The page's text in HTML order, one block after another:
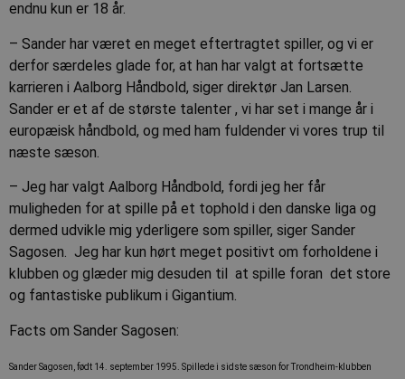
endnu kun er 18 år.
– Sander har været en meget eftertragtet spiller, og vi er
derfor særdeles glade for, at han har valgt at fortsætte
karrieren i Aalborg Håndbold, siger direktør Jan Larsen.
Sander er et af de største talenter , vi har set i mange år i
europæisk håndbold, og med ham fuldender vi vores trup til
næste sæson.
– Jeg har valgt Aalborg Håndbold, fordi jeg her får
muligheden for at spille på et tophold i den danske liga og
dermed udvikle mig yderligere som spiller, siger Sander
Sagosen. Jeg har kun hørt meget positivt om forholdene i
klubben og glæder mig desuden til at spille foran det store
og fantastiske publikum i Gigantium.
Facts om Sander Sagosen:
Sander Sagosen, født 14. september 1995. Spillede i sidste sæson for Trondheim-klubben